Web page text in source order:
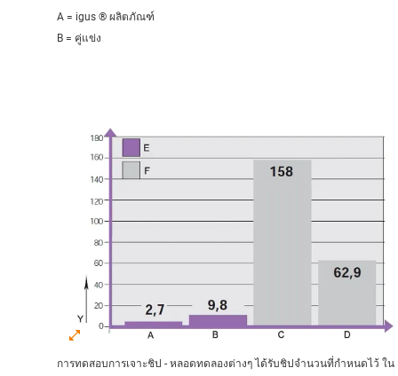
A = igus ® ผลิตภัณฑ์
B = คู่แข่ง
การทดสอบการเจาะชิป - หลอดทดลองต่างๆ ได้รับชิปจำนวนที่กำหนดไว้ ใน